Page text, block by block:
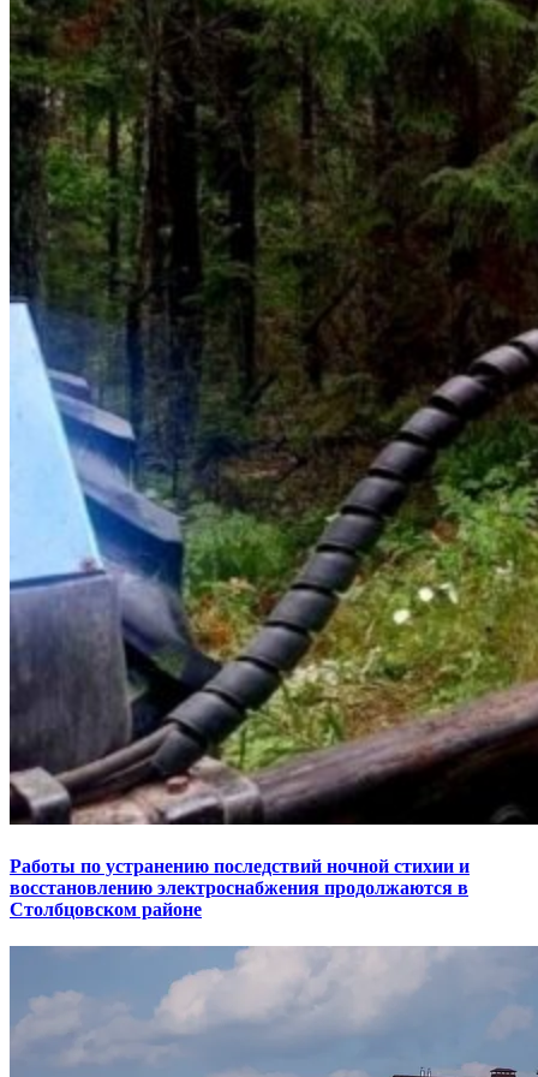
Работы по устранению последствий ночной стихии и
восстановлению электроснабжения продолжаются в
Столбцовском районе